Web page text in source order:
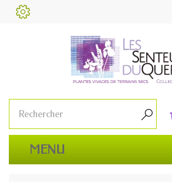

MENU